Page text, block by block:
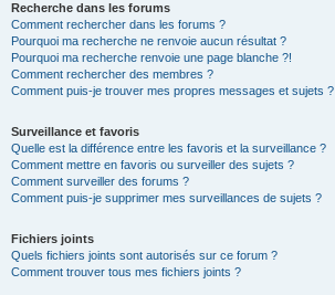
Recherche dans les forums
Comment rechercher dans les forums ?
Pourquoi ma recherche ne renvoie aucun résultat ?
Pourquoi ma recherche renvoie une page blanche ?!
Comment rechercher des membres ?
Comment puis-je trouver mes propres messages et sujets ?
Surveillance et favoris
Quelle est la différence entre les favoris et la surveillance ?
Comment mettre en favoris ou surveiller des sujets ?
Comment surveiller des forums ?
Comment puis-je supprimer mes surveillances de sujets ?
Fichiers joints
Quels fichiers joints sont autorisés sur ce forum ?
Comment trouver tous mes fichiers joints ?